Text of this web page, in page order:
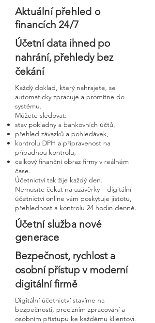
Aktuální přehled o
financích 24/7
Účetní data ihned po
nahrání, přehledy bez
čekání
Každý doklad, který nahrajete, se
automaticky zpracuje a promítne do
systému.
Můžete sledovat:
stav pokladny a bankovních účtů,
přehled závazků a pohledávek,
kontrolu DPH a připravenost na
případnou kontrolu,
celkový finanční obraz firmy v reálném
čase.
Účetnictví tak žije každý den.
Nemusíte čekat na uzávěrky – digitální
účetnictví online vám poskytuje jistotu,
přehlednost a kontrolu 24 hodin denně.
Účetní služba nové
generace
Bezpečnost, rychlost a
osobní přístup v moderní
digitální firmě
Digitální účetnictví stavíme na
bezpečnosti, precizním zpracování a
osobním přístupu ke každému klientovi.